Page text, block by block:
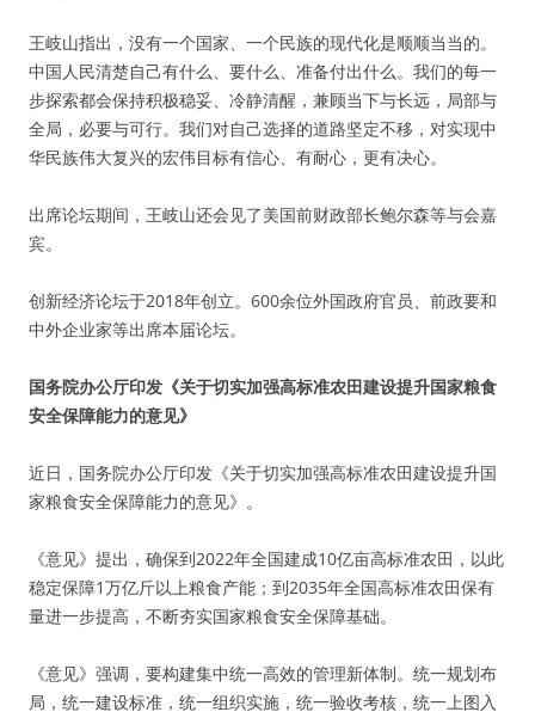
王岐山指出，没有一个国家、一个民族的现代化是顺顺当当的。
中国人民清楚自己有什么、要什么、准备付出什么。我们的每一
步探索都会保持积极稳妥、冷静清醒，兼顾当下与长远，局部与
全局，必要与可行。我们对自己选择的道路坚定不移，对实现中
华民族伟大复兴的宏伟目标有信心、有耐心，更有决心。
出席论坛期间，王岐山还会见了美国前财政部长鲍尔森等与会嘉
宾。
创新经济论坛于2018年创立。600余位外国政府官员、前政要和
中外企业家等出席本届论坛。
国务院办公厅印发《关于切实加强高标准农田建设提升国家粮食
安全保障能力的意见》
近日，国务院办公厅印发《关于切实加强高标准农田建设提升国
家粮食安全保障能力的意见》。
《意见》提出，确保到2022年全国建成10亿亩高标准农田，以此
稳定保障1万亿斤以上粮食产能；到2035年全国高标准农田保有
量进一步提高，不断夯实国家粮食安全保障基础。
《意见》强调，要构建集中统一高效的管理新体制。统一规划布
局，统一建设标准，统一组织实施，统一验收考核，统一上图入